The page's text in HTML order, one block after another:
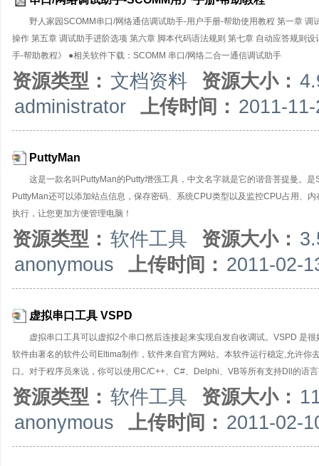
野人家园SCOMM串口/网络通信调试助手-用户手册-帮助使用教程 第一章
操作 第五章 调试助手进阶选项 第六章 脚本代码语法规则 第七章 自动应答规则
手-帮助教程》 ●相关软件下载：SCOMM 串口/网络二合一通信调试助手
资源类型： 文档资料 资源大小：
administrator
上传时间： 2011-
PuttyMan
这是一款名叫PuttyMan的Putty增强工具，中文名字就是它的谐音菩提曼。
PuttyMan还可以添加站点信息，保存密码、系统CPU类型以及监控CPU占用、
执行，让您更加方便管理电脑！
资源类型： 软件工具 资源大小：
anonymous
上传时间： 2011-02-
虚拟串口工具 VSPD
虚拟串口工具可以虚拟2个串口然后连接起来实现自发自收调试。VSPD 是
软件由著名的软件公司Eltima制作，软件来自官方网站。本软件运行稳定,允许
口。对于程序员来说，你可以使用C/C++、C#、Delphi、VB等所有支持Dll的语
资源类型： 软件工具 资源大小：
anonymous
上传时间： 2011-02-